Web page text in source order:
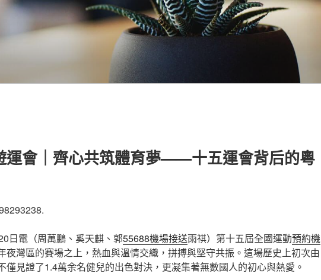
運會｜齊心共筑體育夢——十五運會背后的粵
日電（周萬鵬、奚天麒、郭55688機場接送雨祺）第十五屆全國運動預約機
夜灣區的賽場之上，熱血與溫情交織，拼搏與堅守共振。這場歷史上初次由
僅見證了1.4萬余名健兒的出色對決，更凝集著無數國人的初心與熱愛。